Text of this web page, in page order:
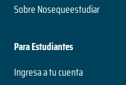
Sobre Nosequeestudiar
Para Estudiantes
Ingresa a tu cuenta